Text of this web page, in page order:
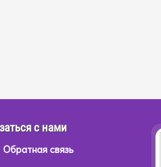
с нами
Обратная связь